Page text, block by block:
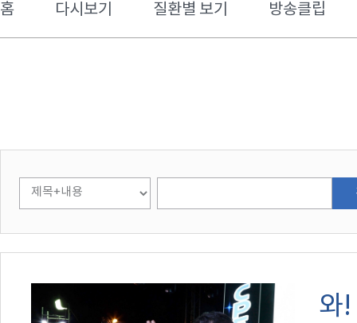
홈 다시보기 질환별 보기 방송클립
와